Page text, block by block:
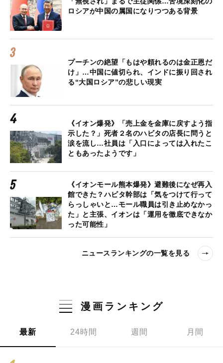
ロシアが中国の属国になりつつある背景
プーチンの絶望「もはや頼れるのは金正恩だ
け」…中国に値切られ、インドに振り回され
る“大国ロシア”の悲しい現実
《イオン爆発》「売上金を金庫に戻すよう指
示した？」死者２名のハビタの店長に問うと
涙を流し…社員は「入口によっては入れたこ
ともあったようです」
《イオンモール熊本爆発》避難後になぜ再入
館できた？ハビタ幹部は「気をつけて行って
らっしゃいと…モール職員は引き止めなかっ
た」と主張、イオンは「運用を徹底できなか
った可能性」
ニュースランキングの一覧を見る
漫画ランキング
最新 24時間 週間 月間